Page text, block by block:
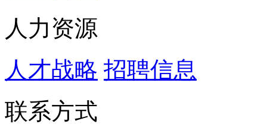
人力资源
人才战略 招聘信息
联系方式